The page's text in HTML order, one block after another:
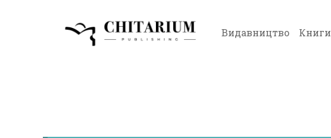
Видавництво Книги